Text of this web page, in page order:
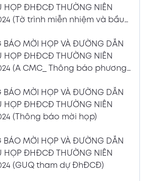
MỜI HỌP VÀ ĐƯỜNG DẪN TÀI
THƯỜNG NIÊN NĂM
nhận được Đơn từ nhiệm vị trí
và bà Nguyễn Hồng Oanh
dự ĐHĐCĐ thường niên
Xem PDF
HỌP ĐHĐCĐ THƯỜNG NIÊN
(Tờ trình miễn nhiệm và bầu
BÁO MỜI HỌP VÀ ĐƯỜNG DẪN
HỌP ĐHĐCĐ THƯỜNG NIÊN
(A CMC_ Thông báo phương
BÁO MỜI HỌP VÀ ĐƯỜNG DẪN
HỌP ĐHĐCĐ THƯỜNG NIÊN
(Thông báo mời họp)
BÁO MỜI HỌP VÀ ĐƯỜNG DẪN
HỌP ĐHĐCĐ THƯỜNG NIÊN
(GUQ tham dự ĐhĐCĐ)